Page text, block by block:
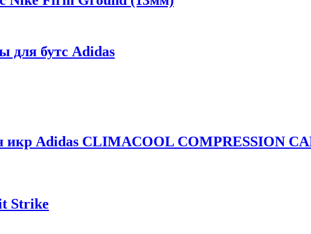
бутс Adidas
икр Adidas CLIMACOOL COMPRESSION
Strike